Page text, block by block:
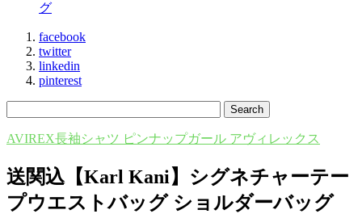
グ
facebook
twitter
linkedin
pinterest
AVIREX長袖シャツ ピンナップガール アヴィレックス
送関込【Karl Kani】シグネチャーテー
プウエストバッグ ショルダーバッグ